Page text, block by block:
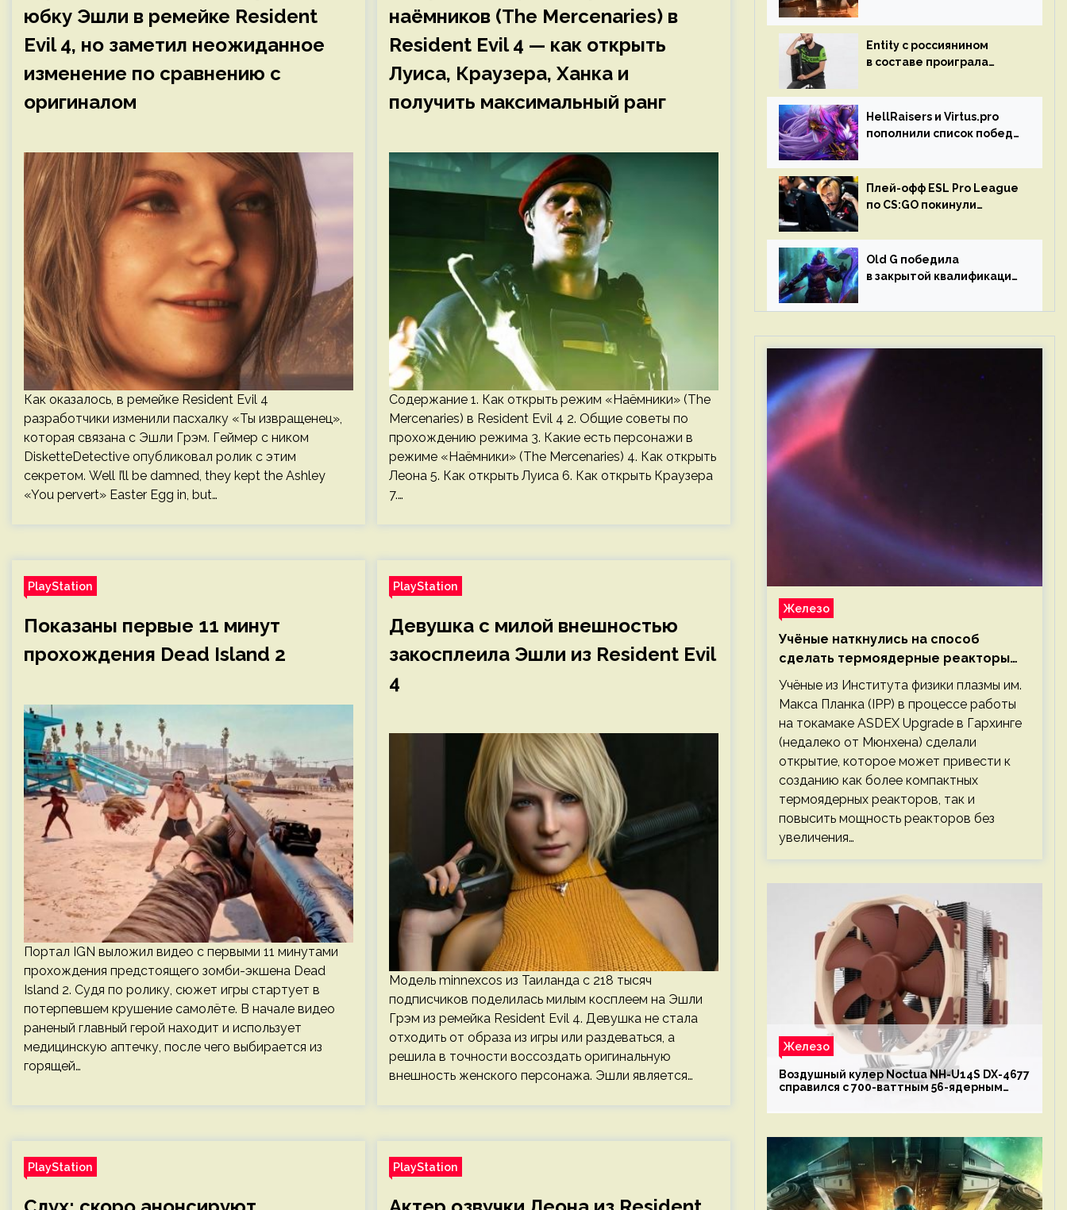
юбку Эшли в ремейке Resident
Evil 4, но заметил неожиданное
изменение по сравнению с
оригиналом
Как оказалось, в ремейке Resident Evil 4
разработчики изменили пасхалку «Ты извращенец»,
которая связана с Эшли Грэм. Геймер с ником
DisketteDetective опубликовал ролик с этим
секретом. Well I’ll be damned, they kept the Ashley
«You pervert» Easter Egg in, but…
наёмников (The Mercenaries) в
Resident Evil 4 — как открыть
Луиса, Краузера, Ханка и
получить максимальный ранг
Содержание 1. Как открыть режим «Наёмники» (The
Mercenaries) в Resident Evil 4 2. Общие советы по
прохождению режима 3. Какие есть персонажи в
режиме «Наёмники» (The Mercenaries) 4. Как открыть
Леона 5. Как открыть Луиса 6. Как открыть Краузера
7.…
PlayStation
Показаны первые 11 минут
прохождения Dead Island 2
Портал IGN выложил видео с первыми 11 минутами
прохождения предстоящего зомби-экшена Dead
Island 2. Судя по ролику, сюжет игры стартует в
потерпевшем крушение самолёте. В начале видео
раненый главный герой находит и использует
медицинскую аптечку, после чего выбирается из
горящей…
PlayStation
Девушка с милой внешностью
закосплеила Эшли из Resident Evil
4
Модель minnexcos из Таиланда с 218 тысяч
подписчиков поделилась милым косплеем на Эшли
Грэм из ремейка Resident Evil 4. Девушка не стала
отходить от образа из игры или раздеваться, а
решила в точности воссоздать оригинальную
внешность женского персонажа. Эшли является…
PlayStation PlayStation
GO
Entity с россиянином
в составе проиграла
Circuit 2023
HellRaisers и Virtus.pro
пополнили список побед
Плей-офф ESL Pro League
по CS:GO покинули
Old G победила
в закрытой квалификации
Западной Европы
Железо
Учёные наткнулись на способ
сделать термоядерные реакторы
более компактными или мощными
Учёные из Института физики плазмы им.
Макса Планка (IPP) в процессе работы
на токамаке ASDEX Upgrade в Гархинге
(недалеко от Мюнхена) сделали
открытие, которое может привести к
созданию как более компактных
термоядерных реакторов, так и
повысить мощность реакторов без
увеличения…
Железо
Воздушный кулер Noctua NH-U14S DX-4677
справился с 700-ваттным 56-ядерным